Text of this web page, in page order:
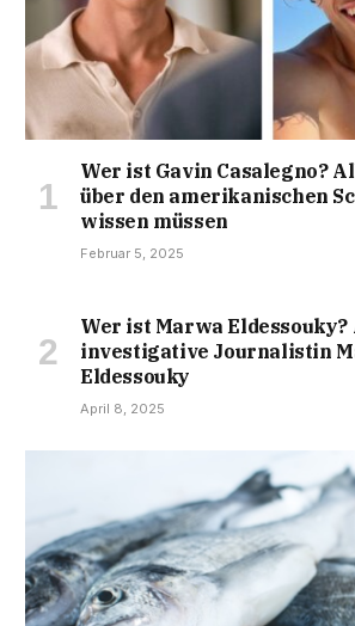
Wer ist Gavin Casalegno?
über den amerikanischen
wissen müssen
Februar 5, 2025
Wer ist Marwa Eldessouky?
investigative Journalistin
Eldessouky
April 8, 2025